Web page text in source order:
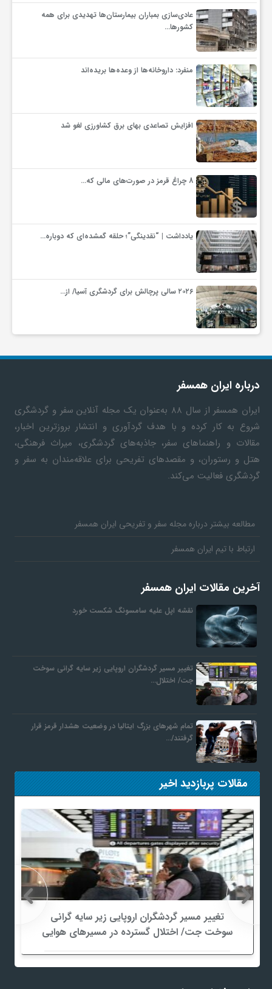
عادی‌سازی بمباران بیمارستان‌ها تهدیدی برای همه
کشورها…
منفرد: داروخانه‌ها از وعده‌ها بریده‌اند
افزایش تصاعدی بهای برق کشاورزی لغو شد
8 چراغ قرمز در صورت‌های مالی که…
یادداشت | “نقدینگی”؛ حلقه گمشده‌ای که دوباره…
۲۰۲۶ سالی پرچالش برای گردشگری آسیا/ از…
درباره ایران همسفر
ایران همسفر
از سال ۸۸ به‎‌عنوان یک مجله آنلاین سفر و گردشگری
شروع به کار کرده و با هدف گردآوری و انتشار بروزترین اخبار،
مقالات و راهنماهای سفر، جاذبه‌های گردشگری، میراث فرهنگی،
هتل و رستوران، و مقصدهای تفریحی برای علاقه‌مندان به سفر و
گردشگری فعالیت می‌کند.
مطالعه بیشتر درباره مجله سفر و تفریحی ایران همسفر
ارتباط با تیم ایران همسفر
آخرین مقالات ایران همسفر
نقشه اپل علیه سامسونگ شکست خورد
تغییر مسیر گردشگران اروپایی زیر سایه گرانی سوخت
جت/ اختلال…
تمام شهرهای بزرگ ایتالیا در وضعیت هشدار قرمز قرار
گرفتند/…
مقالات پربازدید اخیر
تغییر مسیر گردشگران اروپایی زیر سایه گرانی
سوخت جت/ اختلال گسترده در مسیرهای هوایی